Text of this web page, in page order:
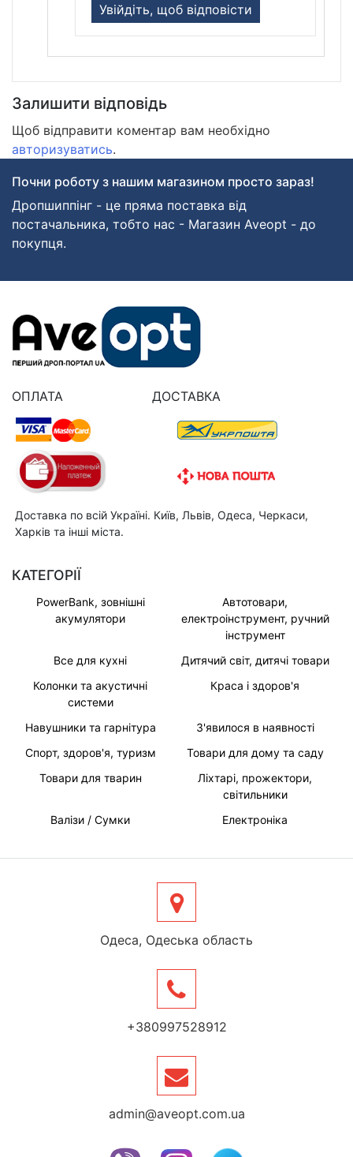
Увійдіть, щоб відповісти
Залишити відповідь
Щоб відправити коментар вам необхідно
авторизуватись.
Почни роботу з нашим магазином просто зараз!
Дропшиппінг - це пряма поставка від
постачальника, тобто нас - Магазин Aveopt - до
покупця.
ОПЛАТА ДОСТАВКА
Доставка по всій Україні. Київ, Львів, Одеса, Черкаси,
Харків та інші міста.
КАТЕГОРІЇ
PowerBank, зовнішні
акумулятори
Автотовари,
електроінструмент, ручний
інструмент
Все для кухні
Дитячий світ, дитячі товари
Колонки та акустичні
системи
Краса і здоров'я
Навушники та гарнітура
З'явилося в наявності
Спорт, здоров'я, туризм
Товари для дому та саду
Товари для тварин
Ліхтарі, прожектори,
світильники
Валізи / Сумки
Електроніка
Одеса, Одеська область
+380997528912
admin@aveopt.com.ua